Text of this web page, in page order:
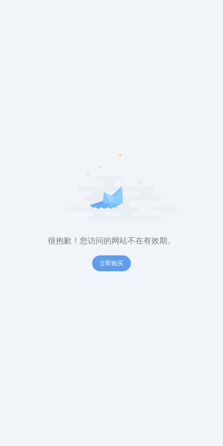
很抱歉！您访问的网站不在有效期。
立即购买